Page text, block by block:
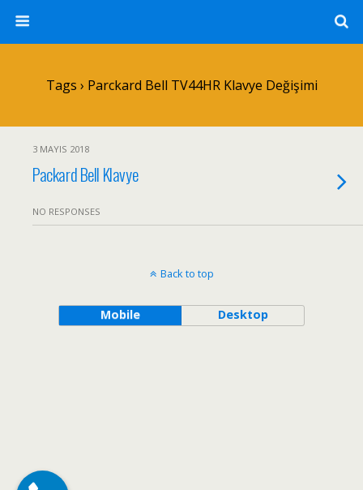
Tags › Parckard Bell TV44HR Klavye Değişimi
3 MAYIS 2018
Packard Bell Klavye
NO RESPONSES
Back to top
Mobile Desktop